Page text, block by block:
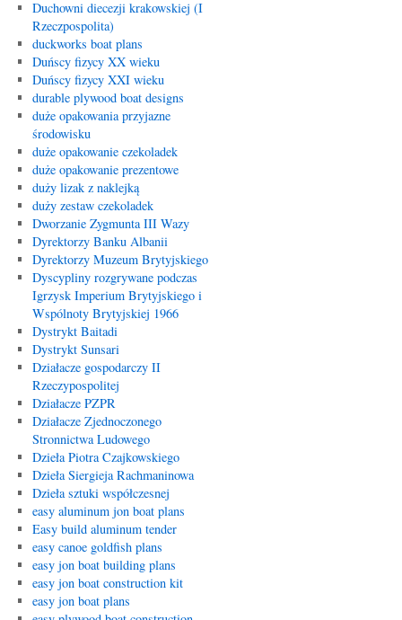
Duchowni diecezji krakowskiej (I
Rzeczpospolita)
duckworks boat plans
Duńscy fizycy XX wieku
Duńscy fizycy XXI wieku
durable plywood boat designs
duże opakowania przyjazne
środowisku
duże opakowanie czekoladek
duże opakowanie prezentowe
duży lizak z naklejką
duży zestaw czekoladek
Dworzanie Zygmunta III Wazy
Dyrektorzy Banku Albanii
Dyrektorzy Muzeum Brytyjskiego
Dyscypliny rozgrywane podczas
Igrzysk Imperium Brytyjskiego i
Wspólnoty Brytyjskiej 1966
Dystrykt Baitadi
Dystrykt Sunsari
Działacze gospodarczy II
Rzeczypospolitej
Działacze PZPR
Działacze Zjednoczonego
Stronnictwa Ludowego
Dzieła Piotra Czajkowskiego
Dzieła Siergieja Rachmaninowa
Dzieła sztuki współczesnej
easy aluminum jon boat plans
Easy build aluminum tender
easy canoe goldfish plans
easy jon boat building plans
easy jon boat construction kit
easy jon boat plans